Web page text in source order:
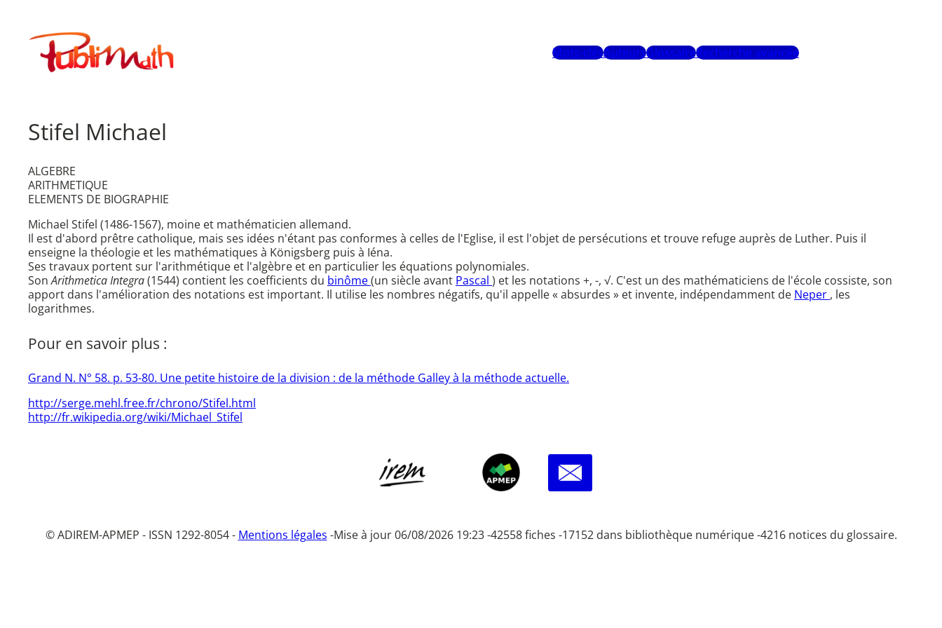
contenuPublimath
Mots-clésAuteursGlossaireRecherche avancée
Stifel Michael
ALGEBRE
ARITHMETIQUE
ELEMENTS DE BIOGRAPHIE
Michael Stifel (1486-1567), moine et mathématicien allemand.
Il est d'abord prêtre catholique, mais ses idées n'étant pas conformes à celles de l'Eglise, il est l'objet de persécutions et trouve refuge auprès de Luther. Puis il
enseigne la théologie et les mathématiques à Königsberg puis à Iéna.
Ses travaux portent sur l'arithmétique et l'algèbre et en particulier les équations polynomiales.
SonArithmetica Integra(1544) contient les coefficients du binôme(un siècle avant Pascal ) et les notations +, -, √. C'est un des mathématiciens de l'école cossiste, son
apport dans l'amélioration des notations est important. Il utilise les nombres négatifs, qu'il appelle « absurdes » et invente, indépendamment de Neper , les
logarithmes.
Pour en savoir plus :
Grand N. N° 58. p. 53-80. Une petite histoire de la division : de la méthode Galley à la méthode actuelle.
http://serge.mehl.free.fr/chrono/Stifel.html
http://fr.wikipedia.org/wiki/Michael_Stifel
© ADIREM-APMEP - ISSN 1292-8054 - Mentions légales -Mise à jour 06/08/2026 19:23 -42558 fiches -17152 dans bibliothèque numérique -4216 notices du glossaire.